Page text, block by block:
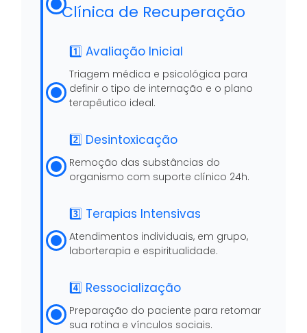
Clínica de Recuperação
1️⃣ Avaliação Inicial
Triagem médica e psicológica para
definir o tipo de internação e o plano
terapêutico ideal.
2️⃣ Desintoxicação
Remoção das substâncias do
organismo com suporte clínico 24h.
3️⃣ Terapias Intensivas
Atendimentos individuais, em grupo,
laborterapia e espiritualidade.
4️⃣ Ressocialização
Preparação do paciente para retomar
sua rotina e vínculos sociais.